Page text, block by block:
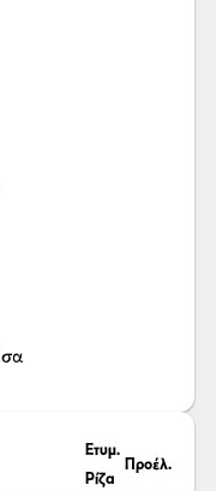
Ετυμ.
Ρίζα
Προέλ.